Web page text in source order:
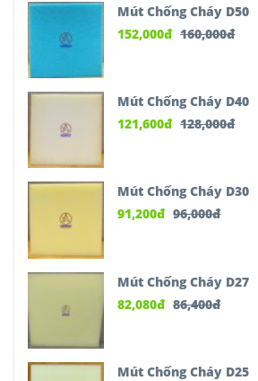
Mút Chống Cháy D50
152,000đ 160,000đ
Mút Chống Cháy D40
121,600đ 128,000đ
Mút Chống Cháy D30
91,200đ 96,000đ
Mút Chống Cháy D27
82,080đ 86,400đ
Mút Chống Cháy D25